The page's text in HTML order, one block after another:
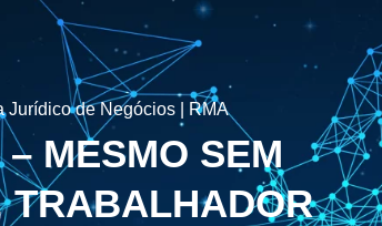
Jurídico de Negócios | RMA
MESMO SEM
TRABALHADOR